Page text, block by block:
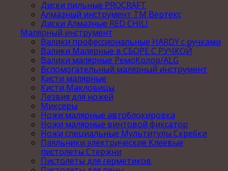
Диски пильные PROCRAFT
Алмазный инструмент ТМ Вертекс
Диски Алмазные RED CHILI
Малярный инструмент
Валики профессиональные HARDY с ручками
Валики Малярные в СБОРЕ С РУЧКОЙ
Валики малярные РемоКолор/ALG
Вспомогательный малярный инструмент
Кисти малярные
Кисти,Макловицы
Лезвия для ножей
Миксеры
Ножи малярные автоблокировка
Ножи малярные винтовой фиксатор
Ножи специальные Мультитулы Скребки
Паяльники электрические Клеевые
пистолеты Стержни
Пистолеты для герметиков